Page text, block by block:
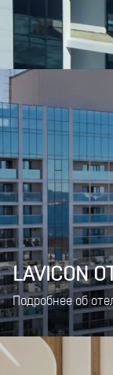
LAVICON
Подробнее об